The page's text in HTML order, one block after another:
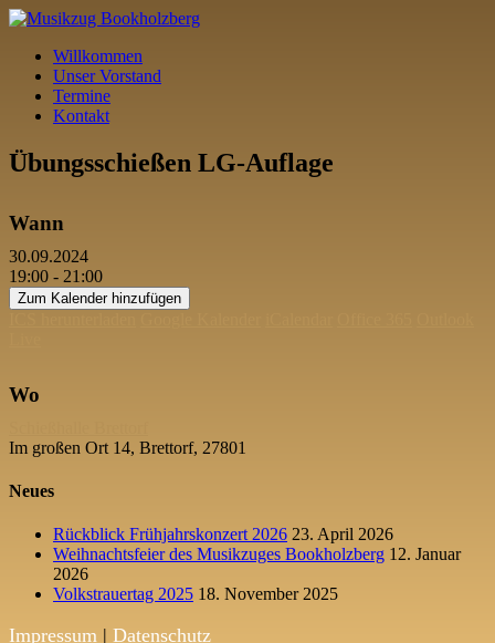
Willkommen
Unser Vorstand
Termine
Kontakt
Übungsschießen LG-Auflage
Wann
30.09.2024
19:00 - 21:00
Zum Kalender hinzufügen
Wo
Im großen Ort 14, Brettorf, 27801
Neues
Rückblick Frühjahrskonzert 2026 23. April 2026
Weihnachtsfeier des Musikzuges Bookholzberg 12. Januar
2026
Volkstrauertag 2025 18. November 2025
Impressum | Datenschutz